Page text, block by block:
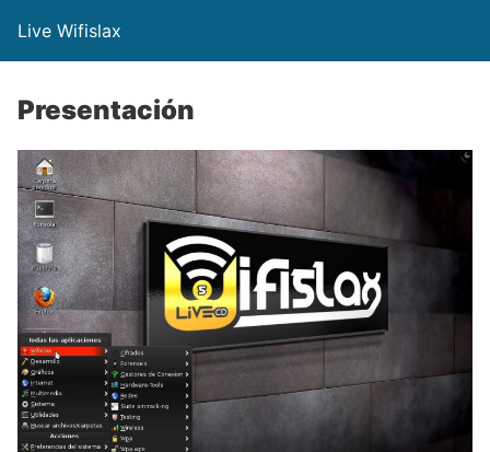
Live Wifislax
Presentación